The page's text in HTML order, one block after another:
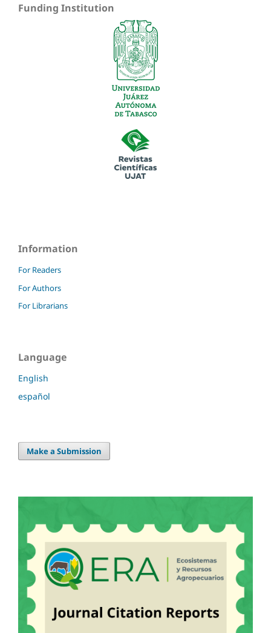
Funding Institution
Information
For Readers
For Authors
For Librarians
Language
English
español
Make a Submission